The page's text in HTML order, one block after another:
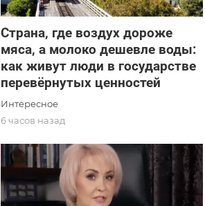
Страна, где воздух дороже
мяса, а молоко дешевле воды:
как живут люди в государстве
перевёрнутых ценностей
Интересное
6 часов назад